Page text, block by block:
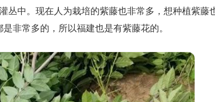
丛中。现在人为栽培的紫藤也非常多，想种植紫藤
非常多的，所以福建也是有紫藤花的。